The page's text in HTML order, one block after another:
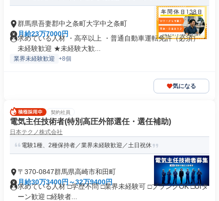
群馬県吾妻郡中之条町大字中之条町
月給23万7000円
求めている人材 ・高卒以上 ・普通自動車運転免許（必須） ・
未経験歓迎 ★未経験大歓...
業界未経験歓迎 +8個
気になる
契約社員
電気主任技術者(特別高圧外部選任・選任補助)
日本テクノ株式会社
電験1種、2種保持者／業界未経験歓迎／土日祝休
〒370-0847群馬県高崎市和田町
月給30万3400円～32万9400円
求めている人材 □学歴不問 □業界未経験可 □ブランクOK □UIタ
ーン歓迎 □経験者...